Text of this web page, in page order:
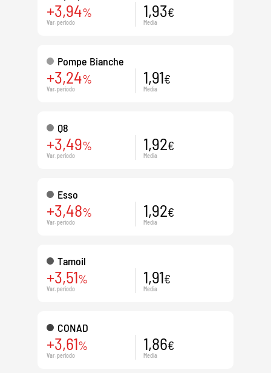
+3,94%
Var. periodo
1,93€
Media
Pompe Bianche
+3,24%
Var. periodo
1,91€
Media
Q8
+3,49%
Var. periodo
1,92€
Media
Esso
+3,48%
Var. periodo
1,92€
Media
Tamoil
+3,51%
Var. periodo
1,91€
Media
CONAD
+3,61%
Var. periodo
1,86€
Media